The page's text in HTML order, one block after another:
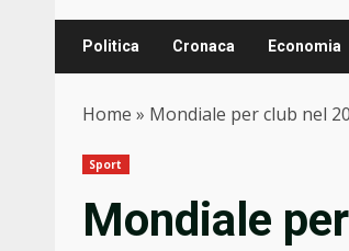
Politica Cronaca Economia
Home » Mondiale per club nel
Sport
Mondiale